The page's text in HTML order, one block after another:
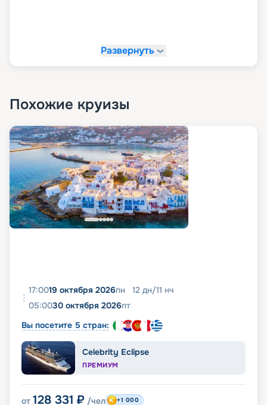
Развернуть
Похожие круизы
17:0019 октября 2026пн 12 дн/11 нч
05:0030 октября 2026пт
Вы посетите 5 стран:
Celebrity Eclipse
ПРЕМИУМ
от 128 331 ₽ /чел +1 000